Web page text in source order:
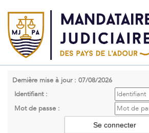
Dernière mise à jour : 07/08/2026
Identifiant :
Mot de passe :